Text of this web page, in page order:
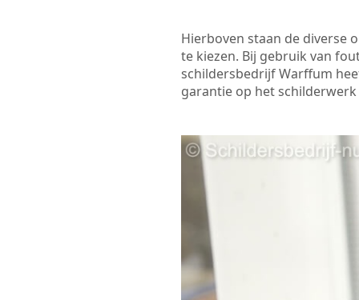
Hierboven staan de diverse
te kiezen. Bij gebruik van
schildersbedrijf Warffum
garantie op het